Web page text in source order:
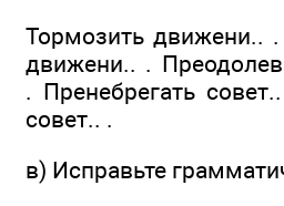
Тормозить движени.. .
движени.. .
. Пренебрегать
совет.. .
в) Исправьте